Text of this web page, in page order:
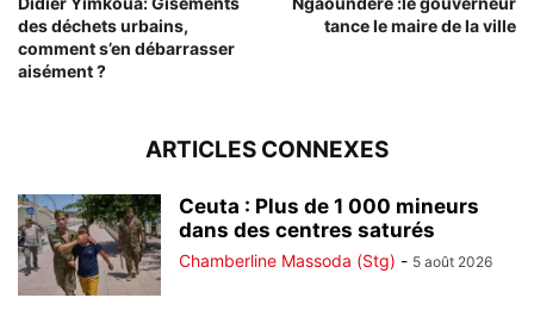
des déchets urbains,
comment s’en débarrasser
aisément ?
tance le maire de la ville
ARTICLES CONNEXES
Ceuta : Plus de 1 000 mineurs
dans des centres saturés
Chamberline Massoda (Stg) - 5 août 2026